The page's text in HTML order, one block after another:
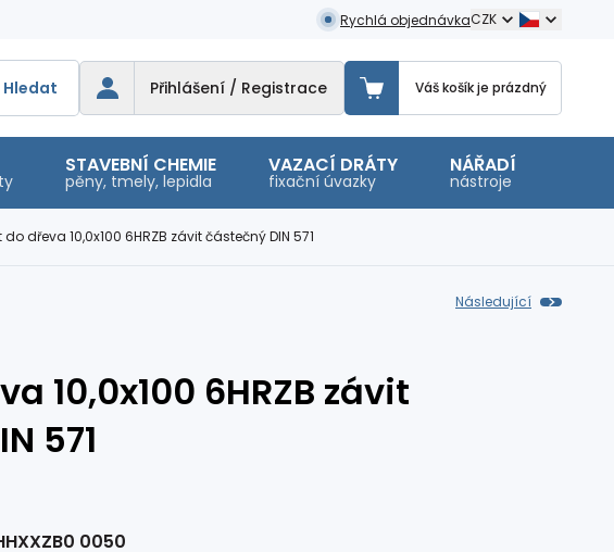
Rychlá objednávkaCZK
Hledat Přihlášení / Registrace Váš košík je prázdný
STAVEBNÍ CHEMIE
pěny, tmely, lepidla
VAZACÍ DRÁTY
fixační úvazky
NÁŘADÍ
nástroje
do dřeva 10,0x100 6HRZB závit částečný DIN 571
Následující
10,0x100 6HRZB závit
571
0050